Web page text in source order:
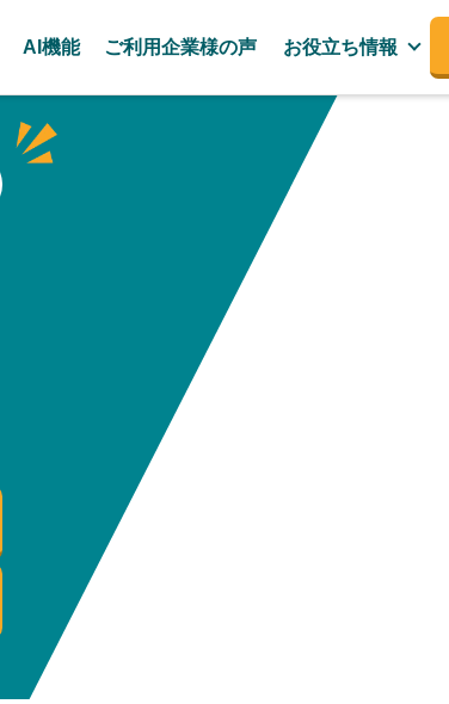
AI機能 ご利用企業様の声 お役立ち情報